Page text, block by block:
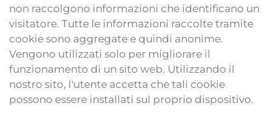
non raccolgono informazioni che identificano un
visitatore. Tutte le informazioni raccolte tramite
cookie sono aggregate e quindi anonime.
Vengono utilizzati solo per migliorare il
funzionamento di un sito web. Utilizzando il
nostro sito, l'utente accetta che tali cookie
possono essere installati sul proprio dispositivo.